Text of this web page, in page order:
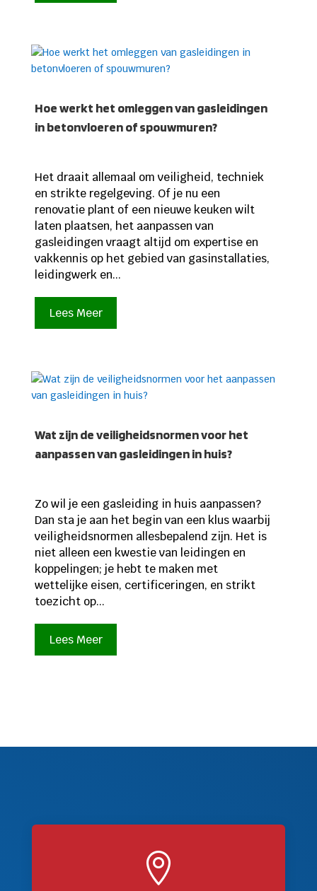
Hoe werkt het omleggen van gasleidingen
in betonvloeren of spouwmuren?
Het draait allemaal om veiligheid, techniek
en strikte regelgeving. Of je nu een
renovatie plant of een nieuwe keuken wilt
laten plaatsen, het aanpassen van
gasleidingen vraagt altijd om expertise en
vakkennis op het gebied van gasinstallaties,
leidingwerk en...
Lees Meer
Wat zijn de veiligheidsnormen voor het
aanpassen van gasleidingen in huis?
Zo wil je een gasleiding in huis aanpassen?
Dan sta je aan het begin van een klus waarbij
veiligheidsnormen allesbepalend zijn. Het is
niet alleen een kwestie van leidingen en
koppelingen; je hebt te maken met
wettelijke eisen, certificeringen, en strikt
toezicht op...
Lees Meer
